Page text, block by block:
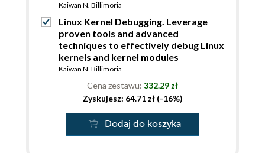
Kaiwan N. Billimoria
Linux Kernel Debugging. Leverage
proven tools and advanced
techniques to effectively debug Linux
kernels and kernel modules
Kaiwan N. Billimoria
Cena zestawu: 332.29 zł
Zyskujesz: 64.71 zł (-16%)
Dodaj do koszyka